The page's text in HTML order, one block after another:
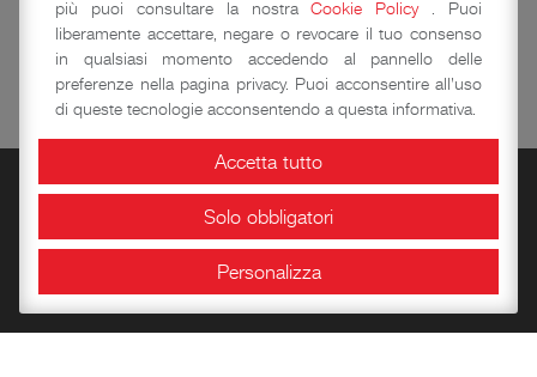
più puoi consultare la nostraCookie Policy . Puoi
liberamente accettare, negare o revocare il tuo consenso
in qualsiasi momento accedendo al pannello delle
preferenze nella pagina privacy. Puoi acconsentire all'uso
di queste tecnologie acconsentendo a questa informativa.
Accetta tutto
Solo obbligatori
Personalizza